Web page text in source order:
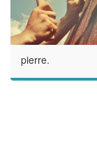
pierre.